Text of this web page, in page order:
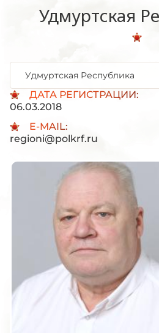
Удмуртская
ДАТА РЕГИСТРАЦИИ:
06.03.2018
E-MAIL:
regioni@polkrf.ru
Удмуртская Республика